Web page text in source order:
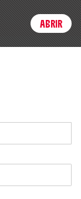
Login
ABRIR